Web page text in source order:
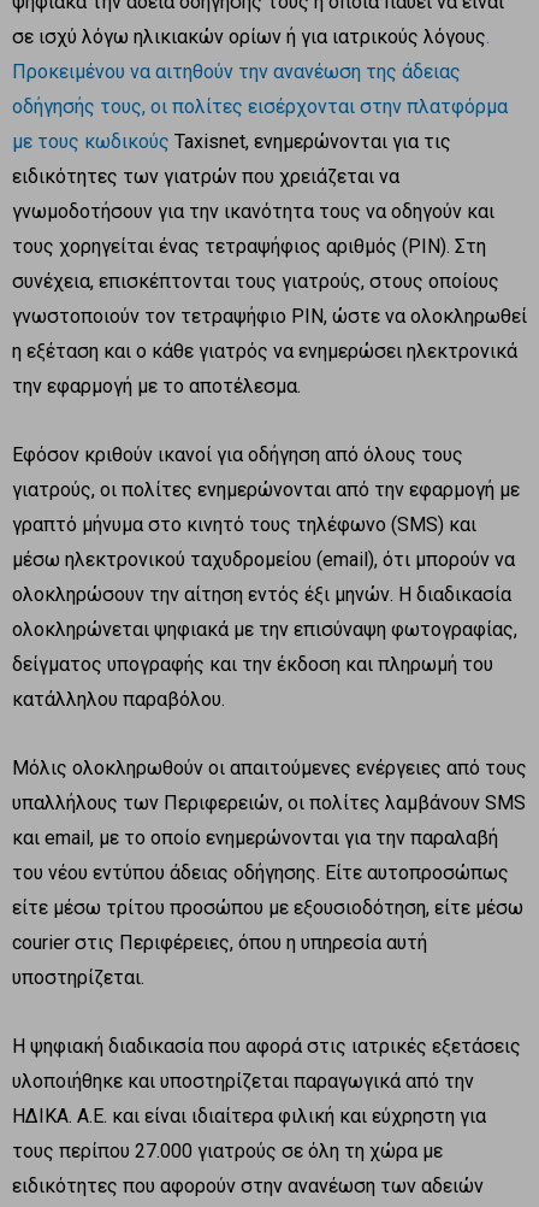
σε ισχύ λόγω ηλικιακών ορίων ή για ιατρικούς λόγους.
Προκειμένου να αιτηθούν την ανανέωση της άδειας
οδήγησής τους, οι πολίτες εισέρχονται στην πλατφόρμα
με τους κωδικούς Taxisnet, ενημερώνονται για τις
ειδικότητες των γιατρών που χρειάζεται να
γνωμοδοτήσουν για την ικανότητα τους να οδηγούν και
τους χορηγείται ένας τετραψήφιος αριθμός (PIN). Στη
συνέχεια, επισκέπτονται τους γιατρούς, στους οποίους
γνωστοποιούν τον τετραψήφιο PIN, ώστε να ολοκληρωθεί
η εξέταση και ο κάθε γιατρός να ενημερώσει ηλεκτρονικά
την εφαρμογή με το αποτέλεσμα.
Εφόσον κριθούν ικανοί για οδήγηση από όλους τους
γιατρούς, οι πολίτες ενημερώνονται από την εφαρμογή με
γραπτό μήνυμα στο κινητό τους τηλέφωνο (SMS) και
μέσω ηλεκτρονικού ταχυδρομείου (email), ότι μπορούν να
ολοκληρώσουν την αίτηση εντός έξι μηνών. Η διαδικασία
ολοκληρώνεται ψηφιακά με την επισύναψη φωτογραφίας,
δείγματος υπογραφής και την έκδοση και πληρωμή του
κατάλληλου παραβόλου.
Μόλις ολοκληρωθούν οι απαιτούμενες ενέργειες από τους
υπαλλήλους των Περιφερειών, οι πολίτες λαμβάνουν SMS
και email, με το οποίο ενημερώνονται για την παραλαβή
του νέου εντύπου άδειας οδήγησης. Είτε αυτοπροσώπως
είτε μέσω τρίτου προσώπου με εξουσιοδότηση, είτε μέσω
courier στις Περιφέρειες, όπου η υπηρεσία αυτή
υποστηρίζεται.
Η ψηφιακή διαδικασία που αφορά στις ιατρικές εξετάσεις
υλοποιήθηκε και υποστηρίζεται παραγωγικά από την
ΗΔΙΚΑ. Α.Ε. και είναι ιδιαίτερα φιλική και εύχρηστη για
τους περίπου 27.000 γιατρούς σε όλη τη χώρα με
ειδικότητες που αφορούν στην ανανέωση των αδειών